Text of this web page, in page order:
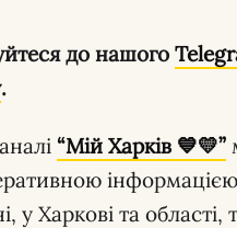
до нашого
.
“Мій Харків 💙💛”
у Харкові та області,